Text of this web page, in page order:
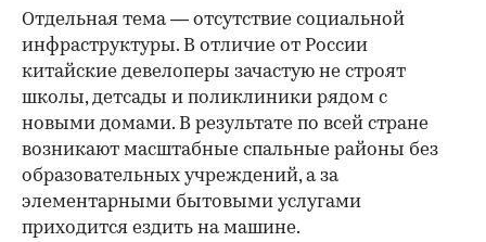
Отдельная тема — отсутствие социальной
инфраструктуры. В отличие от России
китайские девелоперы зачастую не строят
школы, детсады и поликлиники рядом с
новыми домами. В результате по всей стране
возникают масштабные спальные районы без
образовательных учреждений, а за
элементарными бытовыми услугами
приходится ездить на машине.